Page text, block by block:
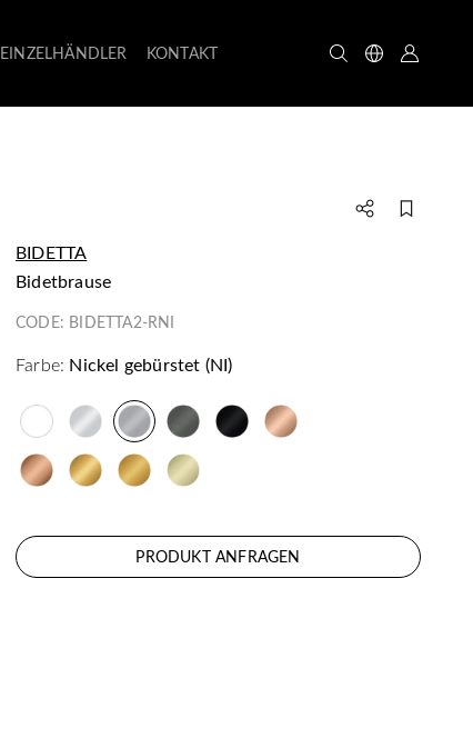
EINZELHÄNDLER KONTAKT
BIDETTA
Bidetbrause
CODE: BIDETTA2-RNI
Farbe: Nickel gebürstet (NI)
PRODUKT ANFRAGEN